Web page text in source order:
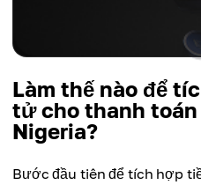
Làm thế nào để
tử cho thanh
Nigeria?
Bước đầu tiên để tích hợp